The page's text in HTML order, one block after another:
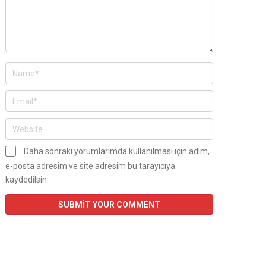
Daha sonraki yorumlarımda kullanılması için adım,
e-posta adresim ve site adresim bu tarayıcıya
kaydedilsin.